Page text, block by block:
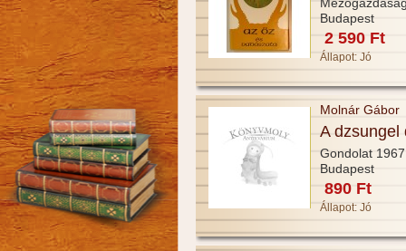
Budapest
2 590 Ft
Állapot: Jó
Molnár Gábor
A dzsungel
Gondolat 1967
Budapest
890 Ft
Állapot: Jó